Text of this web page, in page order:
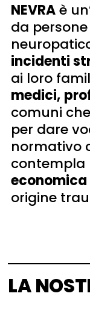
NEVRAè
da
incidenti
ai loro
medici,
comuni
per dare
normativo
contempla
origine
LA